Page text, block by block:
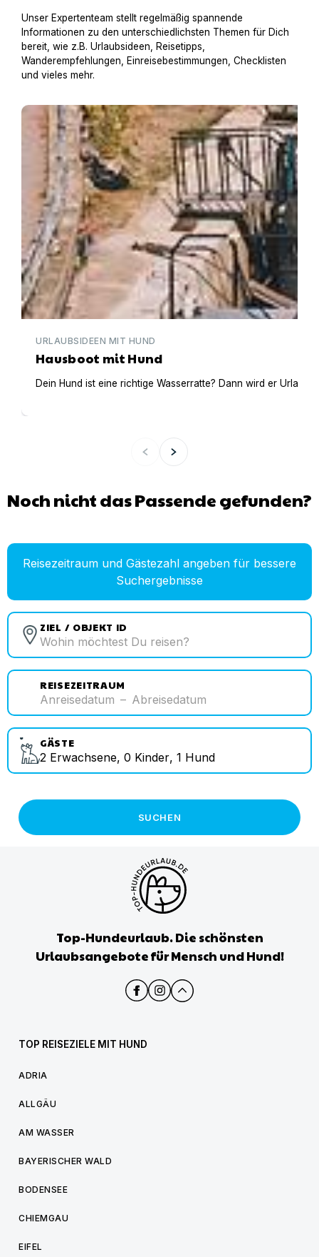
Unser Expertenteam stellt regelmäßig spannende
Informationen zu den unterschiedlichsten Themen für Dich
bereit, wie z.B. Urlaubsideen, Reisetipps,
Wanderempfehlungen, Einreisebestimmungen, Checklisten
und vieles mehr.
Hausboot mit Hund
URLAUBSIDEEN MIT HUND
Hausboot mit Hund
Dein Hund ist eine richtige Wasserratte? Dann wird er
Noch nicht das Passende gefunden?
Reisezeitraum und Gästezahl angeben für bessere
Suchergebnisse
ZIEL / OBJEKT ID
REISEZEITRAUM
Anreisedatum – Abreisedatum
GÄSTE
2 Erwachsene, 0 Kinder, 1 Hund
SUCHEN
Top-Hundeurlaub. Die schönsten
Urlaubsangebote für Mensch und Hund!
TOP REISEZIELE MIT HUND
ADRIA
ALLGÄU
AM WASSER
BAYERISCHER WALD
BODENSEE
CHIEMGAU
EIFEL